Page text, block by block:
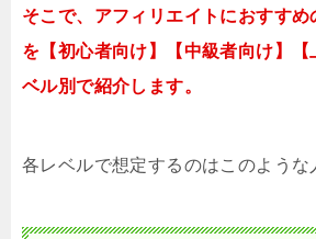
そこで、アフィリエイトにおすす
を【初心者向け】【中級者向け】【
ベル別で紹介します。
各レベルで想定するのはこのような